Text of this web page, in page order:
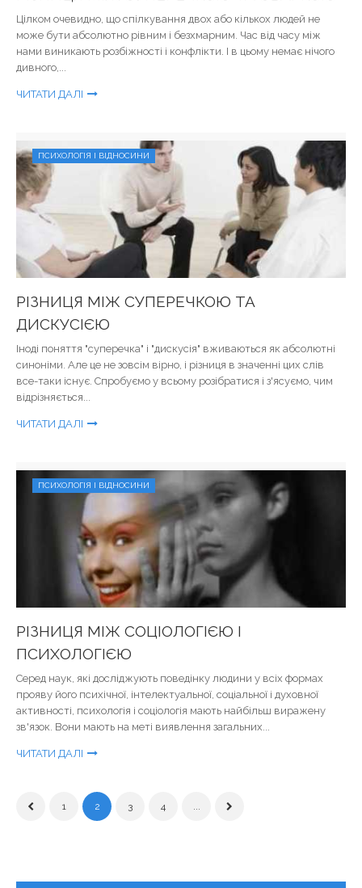
Цілком очевидно, що спілкування двох або кількох людей не
може бути абсолютно рівним і безхмарним. Час від часу між
нами виникають розбіжності і конфлікти. І в цьому немає нічого
дивного,...
ЧИТАТИ ДАЛІ
ПСИХОЛОГІЯ І ВІДНОСИНИ
РІЗНИЦЯ МІЖ СУПЕРЕЧКОЮ ТА
ДИСКУСІЄЮ
Іноді поняття "суперечка" і "дискусія" вживаються як абсолютні
синоніми. Але це не зовсім вірно, і різниця в значенні цих слів
все-таки існує. Спробуємо у всьому розібратися і з'ясуємо, чим
відрізняється...
ЧИТАТИ ДАЛІ
ПСИХОЛОГІЯ І ВІДНОСИНИ
РІЗНИЦЯ МІЖ СОЦІОЛОГІЄЮ І
ПСИХОЛОГІЄЮ
Серед наук, які досліджують поведінку людини у всіх формах
прояву його психічної, інтелектуальної, соціальної і духовної
активності, психологія і соціологія мають найбільш виражену
зв'язок. Вони мають на меті виявлення загальних...
ЧИТАТИ ДАЛІ
1 2 3 4 ...